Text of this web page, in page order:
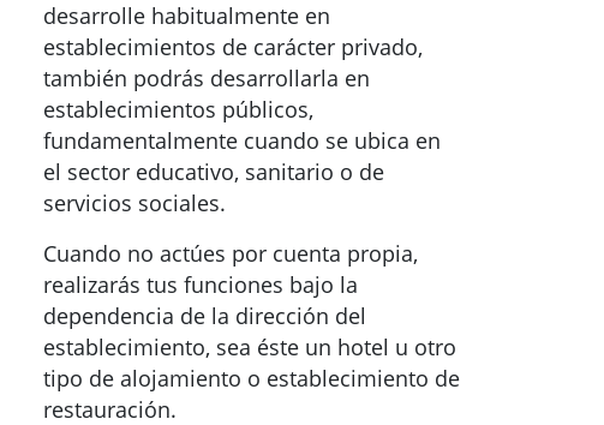
desarrolle habitualmente en
establecimientos de carácter privado,
también podrás desarrollarla en
establecimientos públicos,
fundamentalmente cuando se ubica en
el sector educativo, sanitario o de
servicios sociales.
Cuando no actúes por cuenta propia,
realizarás tus funciones bajo la
dependencia de la dirección del
establecimiento, sea éste un hotel u otro
tipo de alojamiento o establecimiento de
restauración.